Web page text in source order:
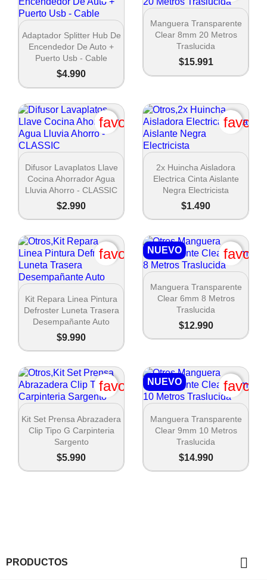
 Vista rápida
Adaptador Splitter Hub De
Encendedor De Auto +
Puerto Usb - Cable
$4.990
 Vista rápida
Manguera Transparente
Clear 8mm 20 Metros
Traslucida
$15.991
 Vista rápida
Difusor Lavaplatos Llave
Cocina Ahorrador Agua
Lluvia Ahorro - CLASSIC
$2.990
favorite_border
 Vista rápida
2x Huincha Aisladora
Electrica Cinta Aislante
Negra Electricista
$1.490
 Vista rápida
Kit Repara Linea Pintura
Defroster Luneta Trasera
Desempañante Auto
$9.990
favorite_border
 Vista rápida
Manguera Transparente
Clear 6mm 8 Metros
Traslucida
$12.990
NUEVO
 Vista rápida
Kit Set Prensa Abrazadera
Clip Tipo G Carpinteria
Sargento
$5.990
favorite_border
 Vista rápida
Manguera Transparente
Clear 9mm 10 Metros
Traslucida
$14.990
NUEVO
PRODUCTOS 